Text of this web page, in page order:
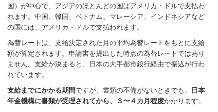
国）が中心で、アジアのほとんどの国はアメリカ・ドルで支払わ
れます。中国、韓国、ベトナム、マレーシア、インドネシアなど
の国には、アメリカ・ドルで支払われます。
為替レートは、支給決定された月の平均為替レートをもとに支給
額が算定されます。申請書を提出した時点の為替レートではあり
ません。支給が決まると、日本の大手都市銀行経由で振込が行わ
れています。
支給までにかかる期間ですが、書類の不備がないときでも、
日本
年金機構に書類が受理されてから、３〜４カ月程度かかります。